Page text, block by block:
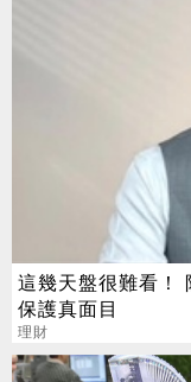
這幾天盤很難看！
保護真面目
理財